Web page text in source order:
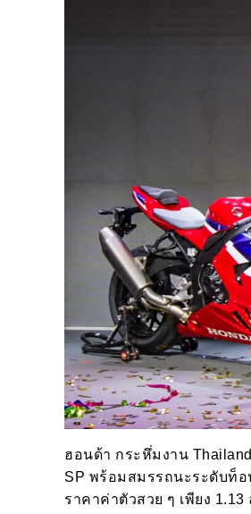
ฮอนด้า กระหึ่มงาน
SP พร้อมสมรรถนะระดับท็อ
ราคาค่าตัวสวย ๆ เพียง 1.13